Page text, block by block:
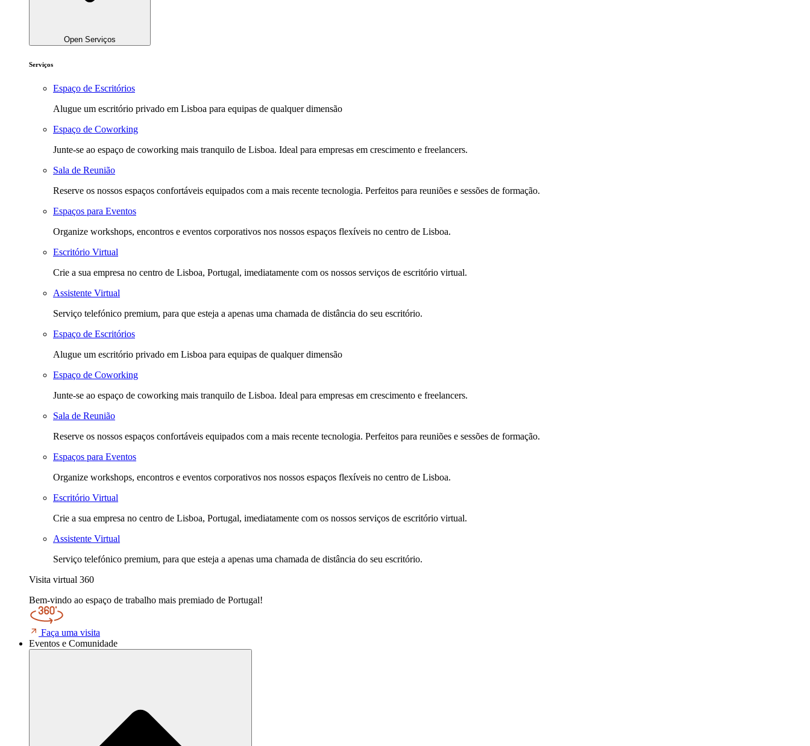
Open Serviços
Serviços
Espaço de Escritórios
Alugue um escritório privado em Lisboa para equipas de qualquer dimensão
Espaço de Coworking
Junte-se ao espaço de coworking mais tranquilo de Lisboa. Ideal para empresas em crescimento e freelancers.
Sala de Reunião
Reserve os nossos espaços confortáveis equipados com a mais recente tecnologia. Perfeitos para reuniões e sessões de formação.
Espaços para Eventos
Organize workshops, encontros e eventos corporativos nos nossos espaços flexíveis no centro de Lisboa.
Escritório Virtual
Crie a sua empresa no centro de Lisboa, Portugal, imediatamente com os nossos serviços de escritório virtual.
Assistente Virtual
Serviço telefónico premium, para que esteja a apenas uma chamada de distância do seu escritório.
Espaço de Escritórios
Alugue um escritório privado em Lisboa para equipas de qualquer dimensão
Espaço de Coworking
Junte-se ao espaço de coworking mais tranquilo de Lisboa. Ideal para empresas em crescimento e freelancers.
Sala de Reunião
Reserve os nossos espaços confortáveis equipados com a mais recente tecnologia. Perfeitos para reuniões e sessões de formação.
Espaços para Eventos
Organize workshops, encontros e eventos corporativos nos nossos espaços flexíveis no centro de Lisboa.
Escritório Virtual
Crie a sua empresa no centro de Lisboa, Portugal, imediatamente com os nossos serviços de escritório virtual.
Assistente Virtual
Serviço telefónico premium, para que esteja a apenas uma chamada de distância do seu escritório.
Visita virtual 360
Bem-vindo ao espaço de trabalho mais premiado de Portugal!
Faça uma visita
Eventos e Comunidade